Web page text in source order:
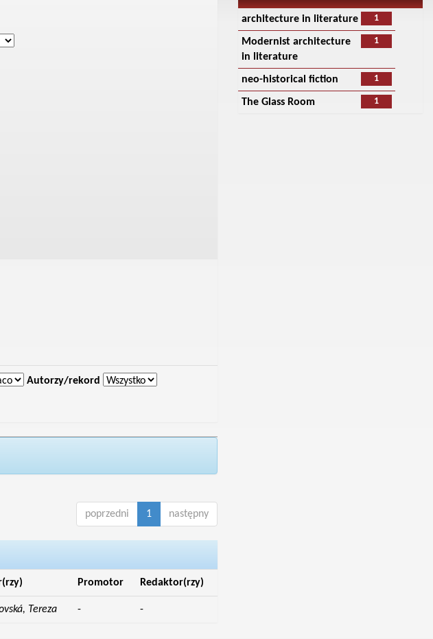
Autorzy/rekord
poprzedni 1 następny
Promotor Redaktor(rzy)
Tereza - -
1
architecture in literature
1
Modernist architecture
in literature
1
neo-historical fiction
1
The Glass Room